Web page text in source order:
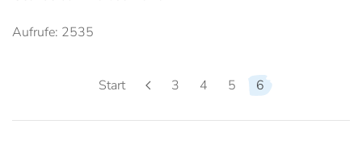
Aufrufe: 2535
Start 3 4 5 6